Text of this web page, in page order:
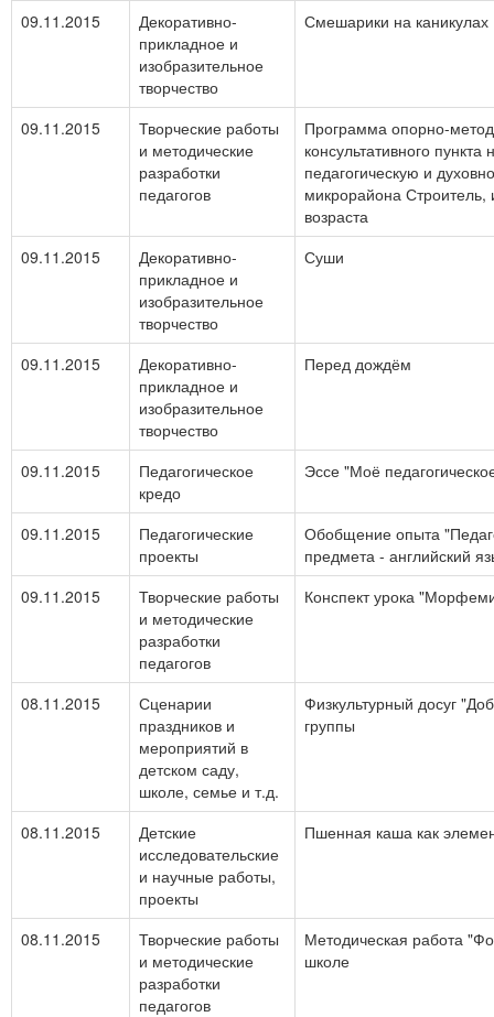
09.11.2015
Декоративно-
прикладное и
изобразительное
творчество
Смешарики на каникулах
09.11.2015
Творческие работы
и методические
разработки
педагогов
Программа опорно-
консультативного
педагогическую и
микрорайона
возраста
09.11.2015
Декоративно-
прикладное и
изобразительное
творчество
Суши
09.11.2015
Декоративно-
прикладное и
изобразительное
творчество
Перед дождём
09.11.2015
Педагогическое
кредо
Эссе "Моё
09.11.2015
Педагогические
проекты
Обобщение опыта
предмета - английский
09.11.2015
Творческие работы
и методические
разработки
педагогов
Конспект урока
08.11.2015
Сценарии
праздников и
мероприятий в
детском саду,
школе, семье и т.д.
Физкультурный досуг
группы
08.11.2015
Детские
исследовательские
и научные работы,
проекты
Пшенная каша как
08.11.2015
Творческие работы
и методические
разработки
педагогов
Методическая работа
школе